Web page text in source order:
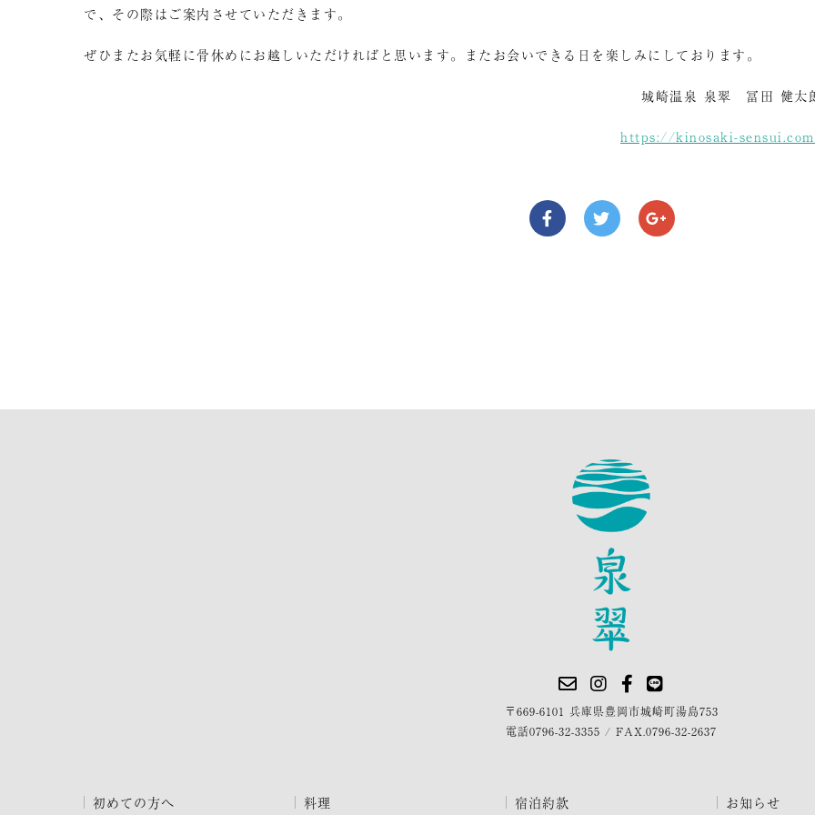
で、その際はご案内させていただきます。
ぜひまたお気軽に骨休めにお越しいただければと思います。またお会いできる日を楽しみにしております。
城崎温泉 泉翠 冨田 健太
https://kinosaki-
〒669-6101 兵庫県豊岡市城崎町湯島753
電話0796-32-3355 / FAX.0796-32-2637
初めての方へ 料理 宿泊約款 お知らせ